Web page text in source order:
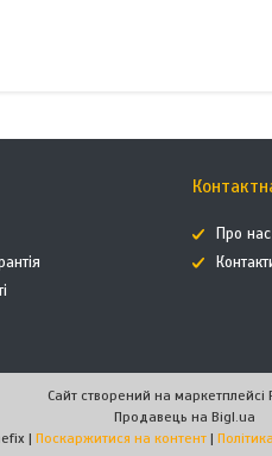
Про нас
Сайт створений на маркетплейсі
Продавець на Bigl.ua
Homefix | Поскаржитися на контент |